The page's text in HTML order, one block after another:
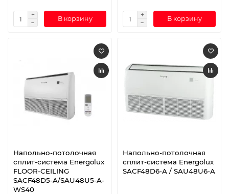
В корзину В корзину
Напольно-потолочная
сплит-система Energolux
FLOOR-CEILING
SACF48D5-A/SAU48U5-A-
WS40
Напольно-потолочная
сплит-система Energolux
SAСF48D6-A / SAU48U6-A